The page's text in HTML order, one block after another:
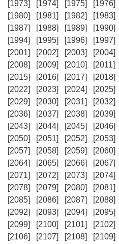
[1973] [1974] [1975] [1976]
[1980]
[1981] [1982] [1983]
[1987]
[1988] [1989] [1990]
[1994]
[1995] [1996] [1997]
[2001]
[2002] [2003] [2004]
[2008]
[2009] [2010] [2011]
[2015]
[2016] [2017] [2018]
[2022]
[2023] [2024] [2025]
[2029]
[2030] [2031] [2032]
[2036]
[2037] [2038] [2039]
[2043]
[2044] [2045] [2046]
[2050]
[2051] [2052] [2053]
[2057]
[2058] [2059] [2060]
[2064]
[2065] [2066] [2067]
[2071]
[2072] [2073] [2074]
[2078]
[2079] [2080] [2081]
[2085]
[2086] [2087] [2088]
[2092]
[2093] [2094] [2095]
[2099]
[2100] [2101] [2102]
[2106]
[2107] [2108] [2109]